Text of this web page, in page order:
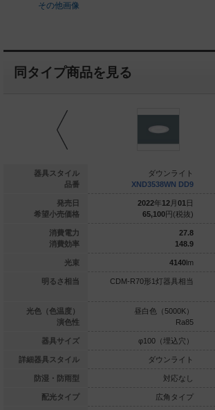
その他画像
同タイプ商品を見る
器具スタイル
品番
発売日
希望小売価格
消費電力
消費効率
光束
明るさ相当
光色（色温度）
演色性
器具サイズ
詳細器具スタイル
防湿・防雨型
配光タイプ
ダウンライト
円(税抜)
7
144.2
灯FDL27形1
色（3500K）
（埋込穴）
ダウンライト
対応なし
拡散タイプ
ダウンライト
XND3538WN DD9
2022年12 月 01 日
65,100円(税抜)
27.8
148.9
4140lm
CDM-R70形1灯器具相当
昼白色（5000K）
Ra85
φ100（埋込穴）
ダウンライト
対応なし
広角タイプ